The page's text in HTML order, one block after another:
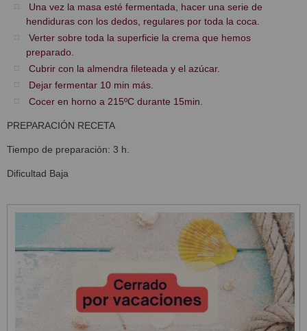
Una vez la masa esté fermentada, hacer una serie de
hendiduras con los dedos, regulares por toda la coca.
Verter sobre toda la superficie la crema que hemos
preparado.
Cubrir con la almendra fileteada y el azúcar.
Dejar fermentar 10 min más.
Cocer en horno a 215ºC durante 15min.
PREPARACIÓN RECETA
Tiempo de preparación: 3 h.
Dificultad Baja